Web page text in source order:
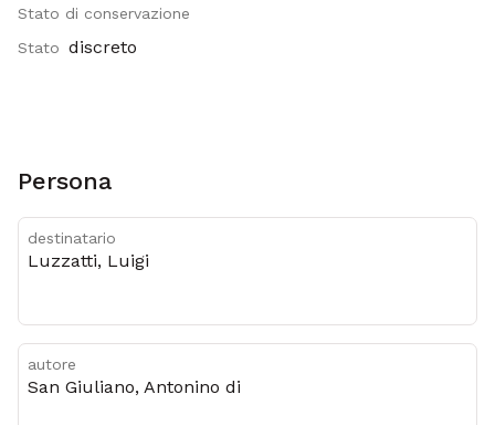
Stato di conservazione
Stato discreto
Persona
destinatario
Luzzatti, Luigi
autore
San Giuliano, Antonino di